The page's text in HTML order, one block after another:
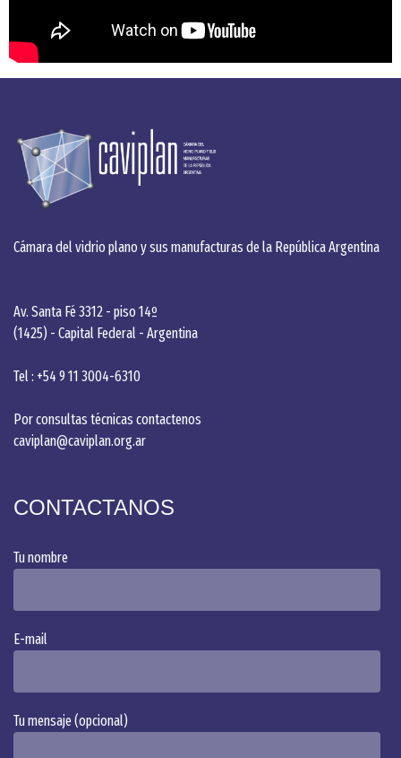
Cámara del vidrio plano y sus manufacturas de la República Argentina
Av. Santa Fé 3312 - piso 14º
(1425) - Capital Federal - Argentina
Tel : +54 9 11 3004-6310
Por consultas técnicas contactenos
caviplan@caviplan.org.ar
CONTACTANOS
Tu nombre
E-mail
Tu mensaje (opcional)
Alternative: